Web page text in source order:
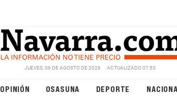
JUEVES, 06 DE AGOSTO DE 2026 ACTUALIZADO 07:53
OPINIÓN OSASUNA DEPORTE